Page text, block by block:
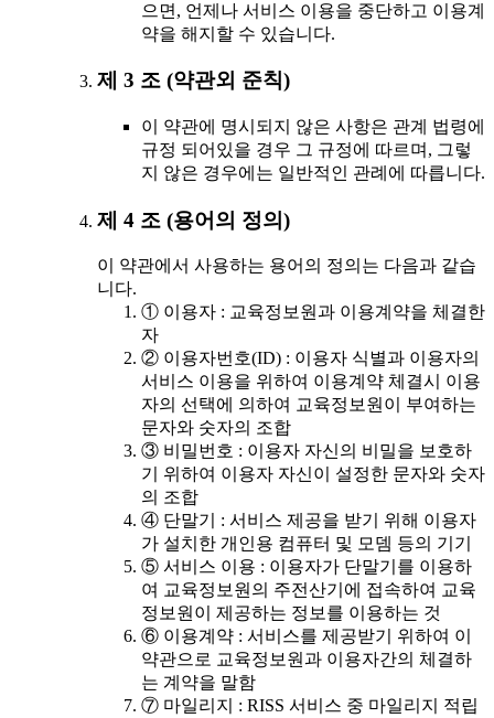
으면, 언제나 서비스 이용을 중단하고 이용계
약을 해지할 수 있습니다.
제 3 조 (약관외 준칙)
이 약관에 명시되지 않은 사항은 관계 법령에
규정 되어있을 경우 그 규정에 따르며, 그렇
지 않은 경우에는 일반적인 관례에 따릅니다.
제 4 조 (용어의 정의)
이 약관에서 사용하는 용어의 정의는 다음과 같습
니다.
① 이용자 : 교육정보원과 이용계약을 체결한
자
② 이용자번호(ID) : 이용자 식별과 이용자의
서비스 이용을 위하여 이용계약 체결시 이용
자의 선택에 의하여 교육정보원이 부여하는
문자와 숫자의 조합
③ 비밀번호 : 이용자 자신의 비밀을 보호하
기 위하여 이용자 자신이 설정한 문자와 숫자
의 조합
④ 단말기 : 서비스 제공을 받기 위해 이용자
가 설치한 개인용 컴퓨터 및 모뎀 등의 기기
⑤ 서비스 이용 : 이용자가 단말기를 이용하
여 교육정보원의 주전산기에 접속하여 교육
정보원이 제공하는 정보를 이용하는 것
⑥ 이용계약 : 서비스를 제공받기 위하여 이
약관으로 교육정보원과 이용자간의 체결하
는 계약을 말함
⑦ 마일리지 : RISS 서비스 중 마일리지 적립